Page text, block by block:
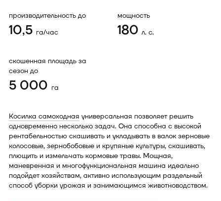
производительность до
10,5 га/час
мощность
180 л. с.
скошенная площадь за
сезон до
5 000 га
Косилка самоходная универсальная позволяет решить
одновременно несколько задач. Она способна с высокой
рентабельностью скашивать и укладывать в валок зерновые
колосовые, зернобобовые и крупяные культуры, скашивать,
плющить и измельчать кормовые травы. Мощная,
маневренная и многофункциональная машина идеально
подойдет хозяйствам, активно использующим раздельный
способ уборки урожая и занимающимся животноводством.